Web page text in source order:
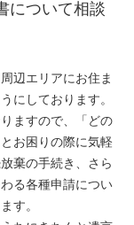
について相談
辺エリアにお住ま
にしております。
ますので、「どの
お困りの際に気軽
棄の手続き、さら
る各種申請につい
す。